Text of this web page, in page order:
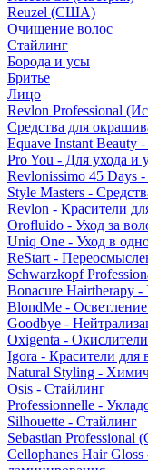
Reuzel (США)
Очищение волос
Стайлинг
Борода и усы
Бритье
Лицо
Revlon Professional
Средства для
Equave Instant Beauty
Pro You - Для ухода и
Revlonissimo 45 Days
Style Masters -
Revlon - Красители
Orofluido - Уход за
Uniq One - Уход в
ReStart -
Schwarzkopf
Bonacure Hairtherapy -
BlondMe -
Goodbye -
Oxigenta -
Igora - Красители для
Natural Styling -
Osis - Стайлинг
Professionnelle -
Silhouette - Стайлинг
Sebastian
Cellophanes Hair